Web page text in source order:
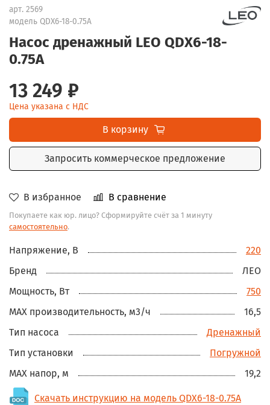
арт. 2569
модель QDX6-18-0.75A
Насос дренажный LEO QDX6-18-
0.75A
В избранное В сравнение
Покупаете как юр. лицо? Сформируйте счёт за 1 минуту
самостоятельно.
13 249 ₽
Цена указана с НДС
В корзину
Запросить коммерческое предложение
Напряжение, В
220
Бренд
ЛЕО
Мощность, Вт
750
MAX производительность, м3/ч
16,5
Тип насоса
Дренажный
Тип установки
Погружной
MAX напор, м
19,2
Скачать инструкцию на модель QDX6-18-0.75A